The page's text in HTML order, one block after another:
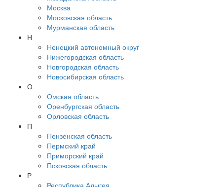
Москва
Московская область
Мурманская область
Н
Ненецкий автономный округ
Нижегородская область
Новгородская область
Новосибирская область
О
Омская область
Оренбургская область
Орловская область
П
Пензенская область
Пермский край
Приморский край
Псковская область
Р
Республика Адыгея